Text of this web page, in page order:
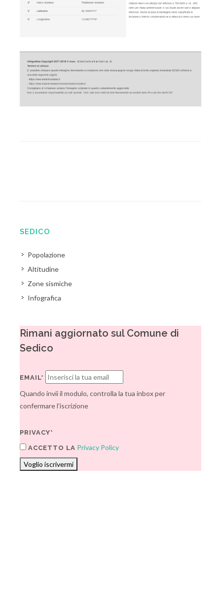
SEDICO
Popolazione
Altitudine
Zone sismiche
Infografica
Rimani aggiornato sul Comune di
Sedico
EMAIL*
Quando invii il modulo, controlla la tua inbox per
confermare l'iscrizione
PRIVACY*
ACCETTO LA Privacy Policy
Voglio iscrivermi